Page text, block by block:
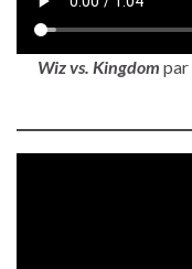
Wiz vs. Kingdom par